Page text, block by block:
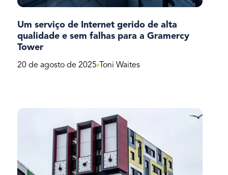
Um serviço de Internet gerido de alta
qualidade e sem falhas para a Gramercy
Tower
20 de agosto de 2025 Toni Waites